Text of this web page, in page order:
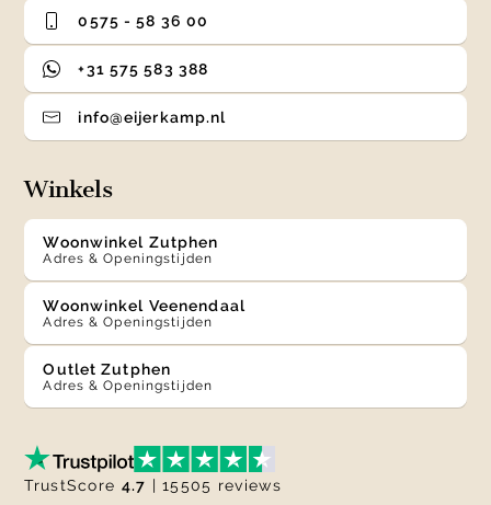
0575 - 58 36 00
+31 575 583 388
info@eijerkamp.nl
Winkels
Woonwinkel Zutphen
Adres & Openingstijden
Woonwinkel Veenendaal
Adres & Openingstijden
Outlet Zutphen
Adres & Openingstijden
TrustScore 4.7 | 15505 reviews